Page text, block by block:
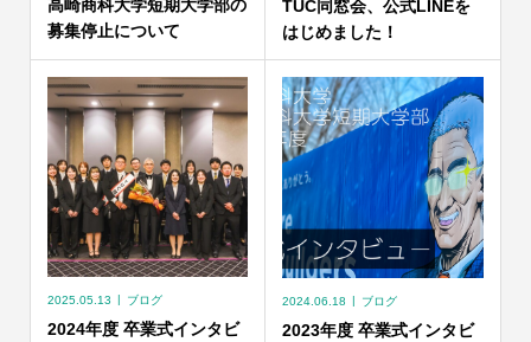
高崎商科大学短期大学部の
募集停止について
TUC同窓会、公式LINEを
はじめました！
2025.05.13 ブログ
2024年度 卒業式インタビ
2024.06.18 ブログ
2023年度 卒業式インタビ